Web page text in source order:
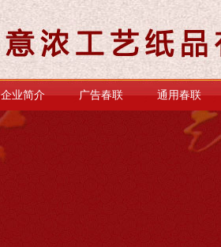
企业简介 广告春联 通用春联